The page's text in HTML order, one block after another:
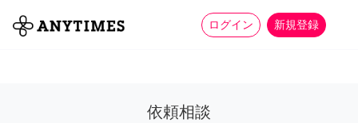
ログイン 新規登録
全て 家事 more_horiz
依頼相談